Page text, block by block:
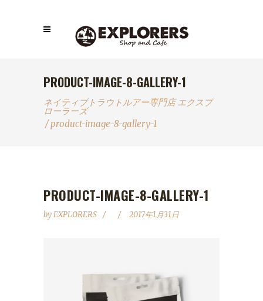
PRODUCT-IMAGE-8-GALLERY-1
ネイティブトラウトルアー専門店 エクスプ
ローラーズ
/product-image-8-gallery-1
PRODUCT-IMAGE-8-GALLERY-1
byEXPLORERS 2017年1月31日